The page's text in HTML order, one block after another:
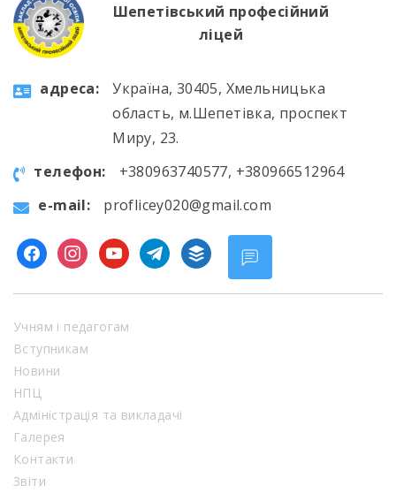
Шепетівський професійний
ліцей
aдресa:
Україна, 30405, Хмельницька
область, м.Шепетівка, проспект
Миру, 23.
телефон:
+380963740577, +380966512964
e-mail:
proflicey020@gmail.com
facebookinstagramyoutubetelegram
buffer
Учням і педагогам
Вступникам
Новини
НПЦ
Адміністрація та викладачі
Галерея
Контакти
Звіти